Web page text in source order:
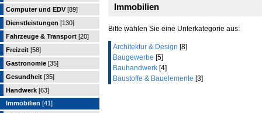
Computer und EDV [89]
Dienstleistungen [130]
Fahrzeuge & Transport [20]
Freizeit [58]
Gastronomie [35]
Gesundheit [35]
Handwerk [63]
Immobilien [41]
Immobilien
Bitte wählen Sie eine Unterkategorie aus:
Architektur & Design [8]
Baugewerbe [5]
Bauhandwerk [4]
Baustoffe & Bauelemente [3]